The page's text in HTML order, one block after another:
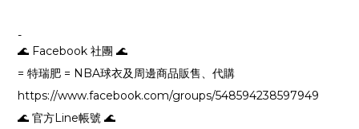
-
🌊 Facebook 社團 🌊
= 特瑞肥 = NBA球衣及周邊商品販售、代購
https://www.facebook.com/groups/548594238597949
🌊 官方Line帳號 🌊